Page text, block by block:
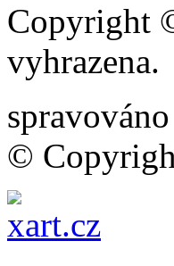
Copyright
vyhrazena.
©